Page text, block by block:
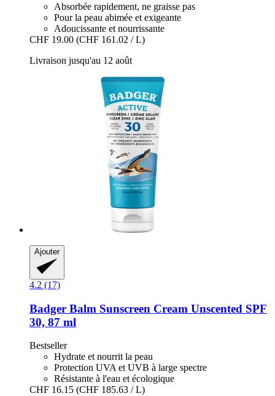
Absorbée rapidement, ne graisse pas
Pour la peau abimée et exigeante
Adoucissante et nourrissante
CHF 19.00 (CHF 161.02 / L)
Livraison jusqu'au 12 août
Ajouter
4.2 (17)
Badger Balm Sunscreen Cream Unscented SPF
30, 87 ml
Bestseller
Hydrate et nourrit la peau
Protection UVA et UVB à large spectre
Résistante à l'eau et écologique
CHF 16.15 (CHF 185.63 / L)